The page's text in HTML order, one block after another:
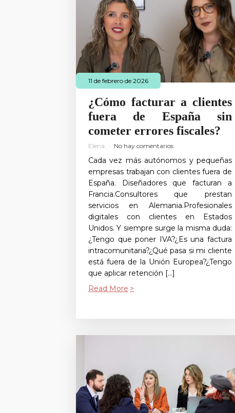
11 de febrero de 2026
¿Cómo facturar a clientes
fuera de España sin
cometer errores fiscales?
Elena No hay comentarios
Cada vez más autónomos y pequeñas
empresas trabajan con clientes fuera de
España. Diseñadores que facturan a
Francia.Consultores que prestan
servicios en Alemania.Profesionales
digitales con clientes en Estados
Unidos. Y siempre surge la misma duda:
¿Tengo que poner IVA?¿Es una factura
intracomunitaria?¿Qué pasa si mi cliente
está fuera de la Unión Europea?¿Tengo
que aplicar retención […]
Read More